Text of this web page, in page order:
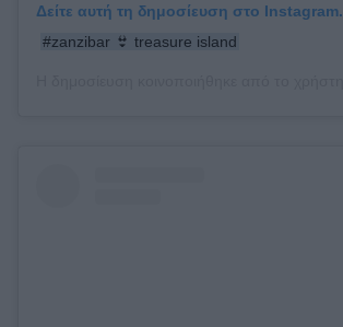
Δείτε αυτή τη δημοσίευση στο Instagram.
#zanzibar 👙 treasure island